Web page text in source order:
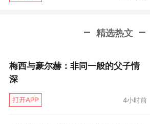
精选热文
梅西与豪尔赫：非同一般的父子情
深
4小时前